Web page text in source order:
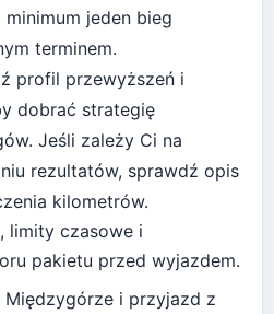
jeden bieg
terminem.
profil przewyższeń i
dobrać strategię
Jeśli zależy Ci na
rezultatów, sprawdź opis
kilometrów.
limity czasowe i
pakietu przed wyjazdem.
Międzygórze i przyjazd z